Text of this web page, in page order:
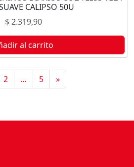
CALIPSO 50U
$2.319,90
al carrito
2 … 5 »